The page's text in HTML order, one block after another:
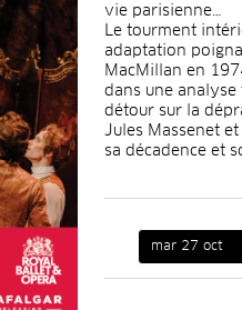
vie parisienne…
Le tourment
adaptation
MacMillan en
dans une
détour sur la
Jules Massenet
sa décadence et
mar 27 oct